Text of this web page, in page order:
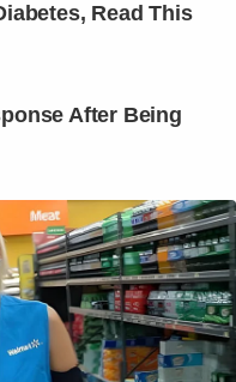
Read This
After Being